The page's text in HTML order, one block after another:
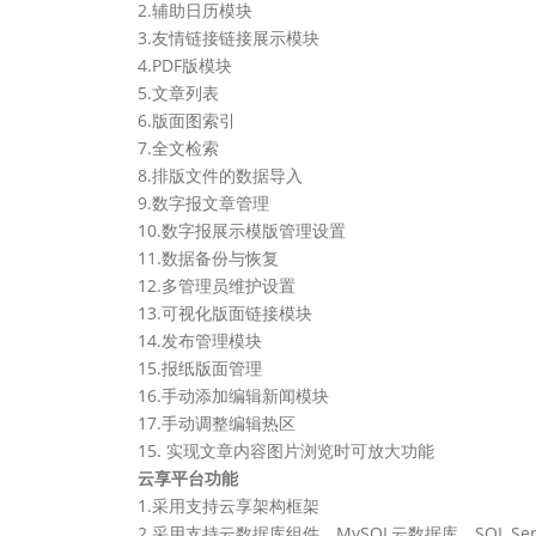
2.辅助日历模块
3.友情链接链接展示模块
4.PDF版模块
5.文章列表
6.版面图索引
7.全文检索
8.排版文件的数据导入
9.数字报文章管理
10.数字报展示模版管理设置
11.数据备份与恢复
12.多管理员维护设置
13.可视化版面链接模块
14.发布管理模块
15.报纸版面管理
16.手动添加编辑新闻模块
17.手动调整编辑热区
15. 实现文章内容图片浏览时可放大功能
云享平台功能
1.采用支持云享架构框架